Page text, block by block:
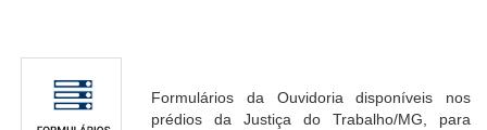
Formulários da Ouvidoria disponíveis nos
prédios da Justiça do Trabalho/MG, para